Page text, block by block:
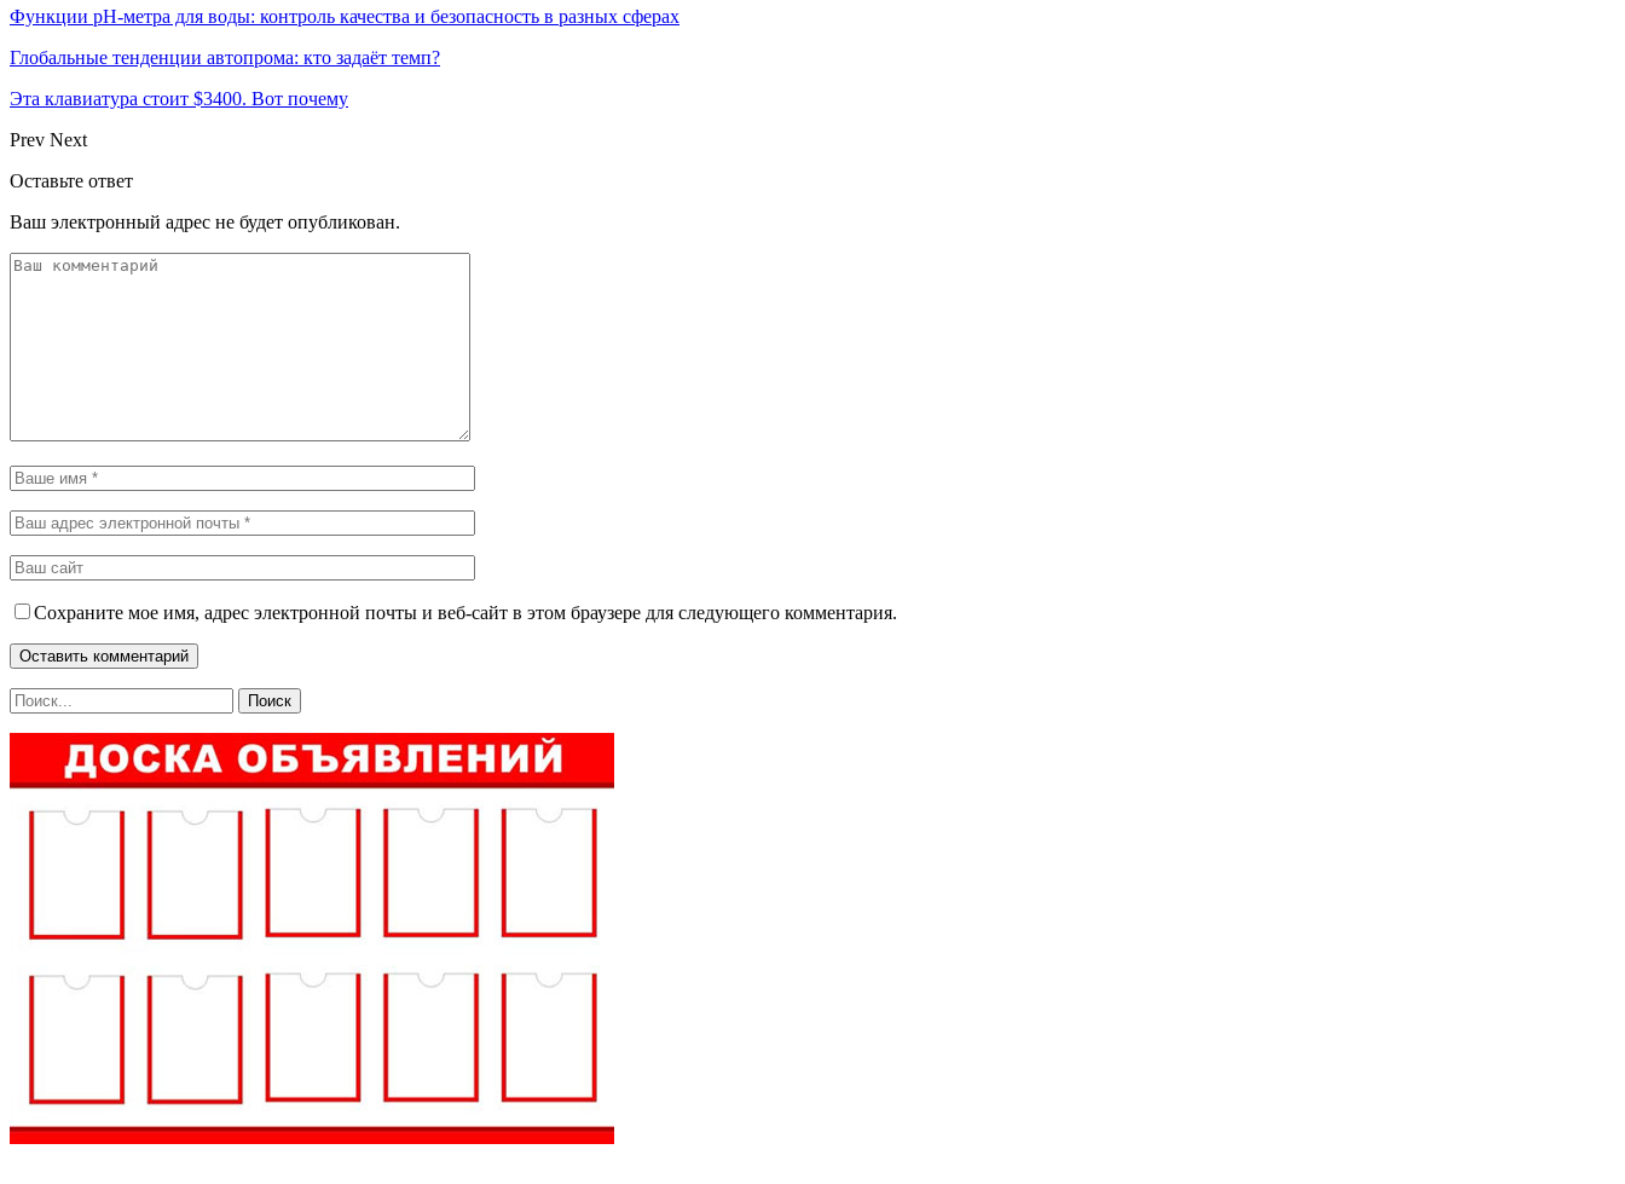
Функции pH-метра для воды: контроль качества и безопасность в разных сферах
Глобальные тенденции автопрома: кто задаёт темп?
Эта клавиатура стоит $3400. Вот почему
Prev Next
Оставьте ответ
Ваш электронный адрес не будет опубликован.
Сохраните мое имя, адрес электронной почты и веб-сайт в этом браузере для следующего комментария.